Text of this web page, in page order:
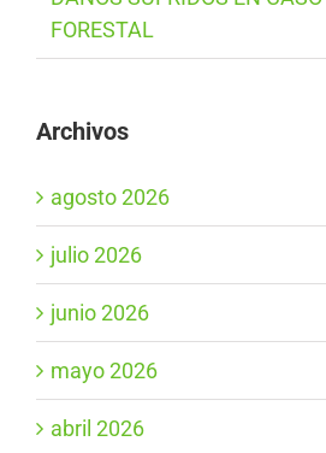
FORESTAL
Archivos
agosto 2026
julio 2026
junio 2026
mayo 2026
abril 2026